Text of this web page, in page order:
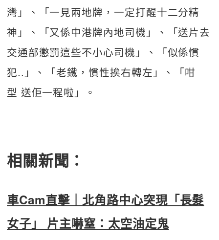
灣」、「一見兩地牌，一定打醒十二分精
神」、「又係中港牌內地司機」、「送片去
交通部懲罰這些不小心司機」、「似係慣
犯..」、「老鐵，慣性挨右轉左」、「咁
型 送佢一程啦」。
相關新聞：
車Cam直擊｜北角路中心突現「長髮
女子」 片主嚇窒：太空油定鬼